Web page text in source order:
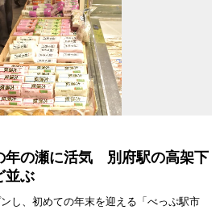
年の瀬に活気 別府駅の高架下
並ぶ
し、初めての年末を迎える「べっぷ駅市